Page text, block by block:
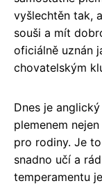
vyšlechtěn tak,
souši a mít
oficiálně uznán
chovatelským
Dnes je
plemenem
pro rodiny. Je
snadno učí a
temperamentu